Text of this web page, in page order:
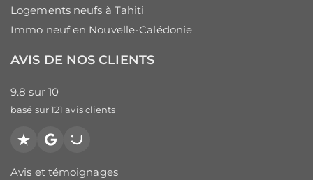
Logements neufs à Tahiti
Immo neuf en Nouvelle-Calédonie
AVIS DE NOS CLIENTS
9.8 sur 10
basé sur 121 avis clients
Trustpilot
GooglePagesJaunes
Avis et témoignages